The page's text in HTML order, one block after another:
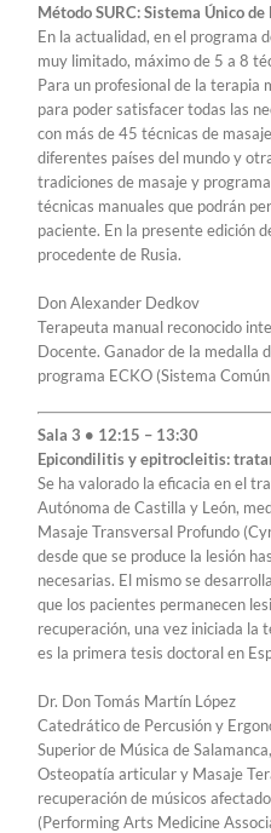
Método SURC: Sistema Único
En la actualidad, en el programa
muy limitado, máximo de 5 a 8
Para un profesional de la terapia
para poder satisfacer todas las
con más de 45 técnicas de
diferentes países del mundo y
tradiciones de masaje y
técnicas manuales que podrán
paciente. En la presente edición
procedente de Rusia.
Don Alexander Dedkov
Terapeuta manual reconocido
Docente. Ganador de la medalla
programa ECKO (Sistema
Sala 3 • 12:15 – 13:30
Epicondilitis y epitrocleitis:
Se ha valorado la eficacia en el
Autónoma de Castilla y León,
Masaje Transversal Profundo
desde que se produce la lesión
necesarias. El mismo se
que los pacientes permanecen
recuperación, una vez iniciada la
es la primera tesis doctoral en
Dr. Don Tomás Martín López
Catedrático de Percusión y
Superior de Música de
Osteopatía articular y Masaje
recuperación de músicos
(Performing Arts Medicine